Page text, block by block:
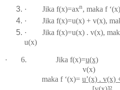
·
Jika f(x)=axn, maka f
·
Jika f(x)=u(x) + v(x),
·
Jika f(x)=u(x) . v(x),
u(x)
· 6. Jika f(x)=u(x)
v(x)
maka f ‘(x)= u’(x) . v(x)